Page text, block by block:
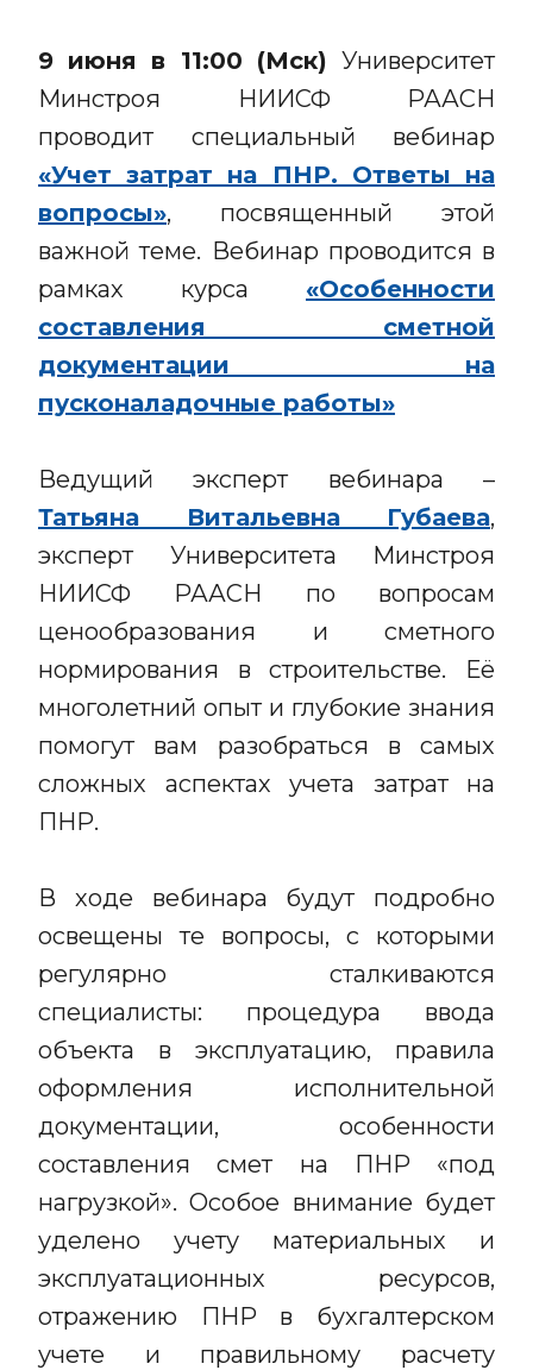
9 июня в 11:00 (Мск) Университет
Минстроя НИИСФ РААСН
проводит специальный вебинар
«Учет затрат на ПНР. Ответы на
вопросы», посвященный этой
важной теме. Вебинар проводится в
рамках курса «Особенности
составления сметной
документации на
пусконаладочные работы»
Ведущий эксперт вебинара –
Татьяна Витальевна Губаева,
эксперт Университета Минстроя
НИИСФ РААСН по вопросам
ценообразования и сметного
нормирования в строительстве. Её
многолетний опыт и глубокие знания
помогут вам разобраться в самых
сложных аспектах учета затрат на
ПНР.
В ходе вебинара будут подробно
освещены те вопросы, с которыми
регулярно сталкиваются
специалисты: процедура ввода
объекта в эксплуатацию, правила
оформления исполнительной
документации, особенности
составления смет на ПНР «под
нагрузкой». Особое внимание будет
уделено учету материальных и
эксплуатационных ресурсов,
отражению ПНР в бухгалтерском
учете и правильному расчету